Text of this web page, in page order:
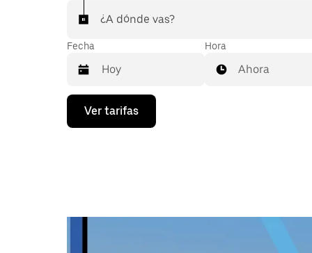
¿A dónde vas?
Fecha
Presiona
flecha
calendario
Hora
Ahora
Ver tarifas